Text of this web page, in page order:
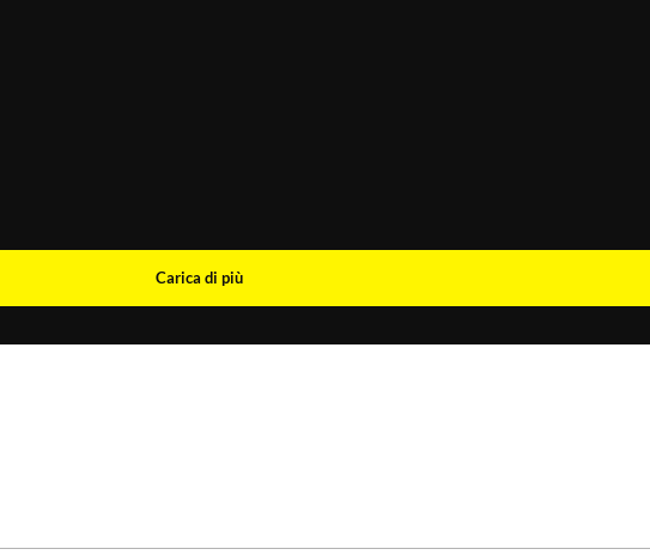
Carica di più